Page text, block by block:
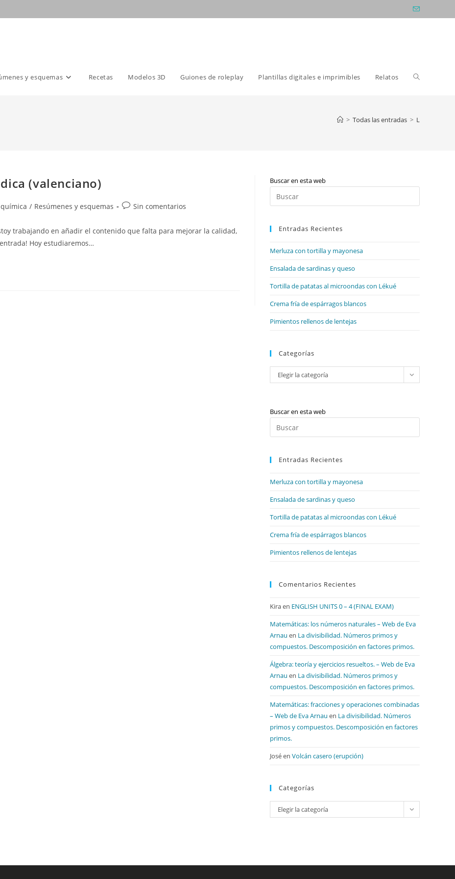
y esquemas Recetas Modelos 3D Guiones de roleplay Plantillas digitales e imprimibles Relatos Alternar
la
> Todas las entradas > L
(valenciano)
/ Resúmenes y esquemas
Comentarios
entrada:
Sin comentarios
trabajando en añadir el contenido que falta para mejorar la calidad,
Hoy estudiaremos…
Buscar en esta web
Escape
Entradas Recientes
Merluza con tortilla y mayonesa
Ensalada de sardinas y queso
Tortilla de patatas al microondas con Lékué
Crema fría de espárragos blancos
Pimientos rellenos de lentejas
Categorías
Categorías
Elegir la categoría
Buscar en esta web
Escape
Entradas Recientes
Merluza con tortilla y mayonesa
Ensalada de sardinas y queso
Tortilla de patatas al microondas con Lékué
Crema fría de espárragos blancos
Pimientos rellenos de lentejas
Comentarios Recientes
Kiraen ENGLISH UNITS 0 – 4 (FINAL EXAM)
Matemáticas: los números naturales – Web de Eva
Arnau en La divisibilidad. Números primos y
compuestos. Descomposición en factores primos.
Álgebra: teoría y ejercicios resueltos. – Web de Eva
Arnau en La divisibilidad. Números primos y
compuestos. Descomposición en factores primos.
Matemáticas: fracciones y operaciones combinadas
– Web de Eva Arnau en La divisibilidad. Números
primos y compuestos. Descomposición en factores
primos.
Joséen Volcán casero (erupción)
Categorías
Categorías
Elegir la categoría